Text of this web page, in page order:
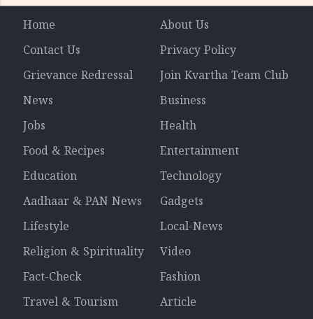
Home
About Us
Contact Us
Privacy Policy
Grievance Redressal
Join Kvartha Team Club
News
Business
Jobs
Health
Food & Recipes
Entertainment
Education
Technology
Aadhaar & PAN News
Gadgets
Lifestyle
Local-News
Religion & Spirituality
Video
Fact-Check
Fashion
Travel & Tourism
Article